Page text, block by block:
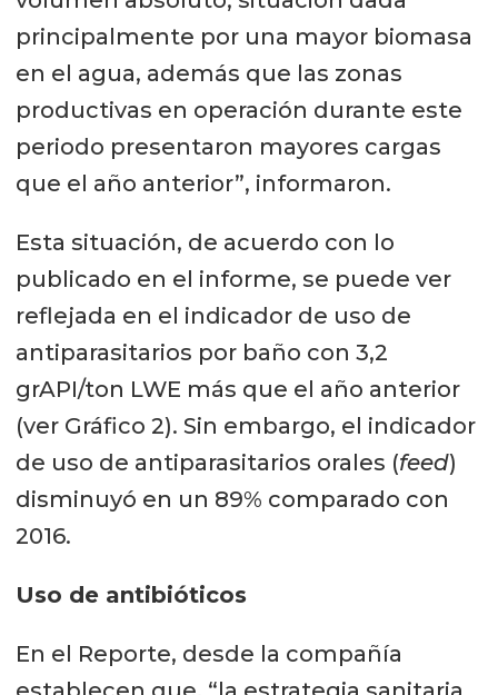
principalmente por una mayor biomasa
en el agua, además que las zonas
productivas en operación durante este
periodo presentaron mayores cargas
que el año anterior”, informaron.
Esta situación, de acuerdo con lo
publicado en el informe, se puede ver
reflejada en el indicador de uso de
antiparasitarios por baño con 3,2
grAPI/ton LWE más que el año anterior
(ver Gráfico 2). Sin embargo, el indicador
de uso de antiparasitarios orales (feed)
disminuyó en un 89% comparado con
2016.
Uso de antibióticos
En el Reporte, desde la compañía